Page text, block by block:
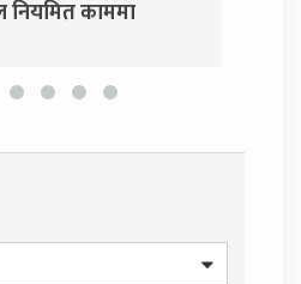
साउन २८ गते निर्वाचन आयोग